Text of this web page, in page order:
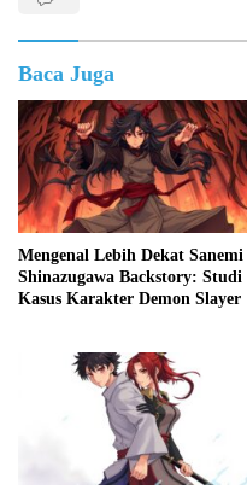
Baca Juga
Mengenal Lebih Dekat Sanemi
Shinazugawa Backstory: Studi
Kasus Karakter Demon Slayer